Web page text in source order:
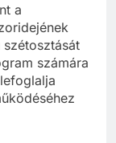
a
számára